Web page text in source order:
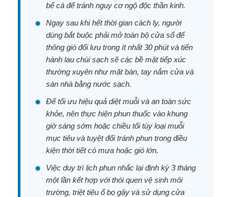
bể cá để tránh nguy cơ ngộ độc thần kinh.
Ngay sau khi hết thời gian cách ly, người
dùng bắt buộc phải mở toàn bộ cửa sổ để
thông gió đối lưu trong ít nhất 30 phút và tiến
hành lau chùi sạch sẽ các bề mặt tiếp xúc
thường xuyên như mặt bàn, tay nắm cửa và
sàn nhà bằng nước sạch.
Để tối ưu hiệu quả diệt muỗi và an toàn sức
khỏe, nên thực hiện phun thuốc vào khung
giờ sáng sớm hoặc chiều tối tùy loại muỗi
mục tiêu và tuyệt đối tránh phun trong điều
kiện thời tiết có mưa hoặc gió lớn.
Việc duy trì lịch phun nhắc lại định kỳ 3 tháng
một lần kết hợp với thói quen vệ sinh môi
trường, triệt tiêu ổ bọ gậy và sử dụng cửa